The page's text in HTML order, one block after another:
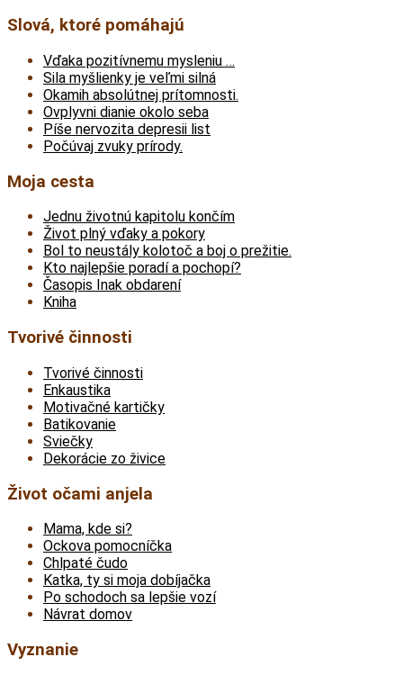
Slová, ktoré pomáhajú
Vďaka pozitívnemu mysleniu …
Sila myšlienky je veľmi silná
Okamih absolútnej prítomnosti.
Ovplyvni dianie okolo seba
Píše nervozita depresii list
Počúvaj zvuky prírody.
Moja cesta
Jednu životnú kapitolu končím
Život plný vďaky a pokory
Bol to neustály kolotoč a boj o prežitie.
Kto najlepšie poradí a pochopí?
Časopis Inak obdarení
Kniha
Tvorivé činnosti
Tvorivé činnosti
Enkaustika
Motivačné kartičky
Batikovanie
Sviečky
Dekorácie zo živice
Život očami anjela
Mama, kde si?
Ockova pomocníčka
Chlpaté čudo
Katka, ty si moja dobíjačka
Po schodoch sa lepšie vozí
Návrat domov
Vyznanie